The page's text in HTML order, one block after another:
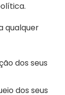
qualquer
dos seus
dos seus